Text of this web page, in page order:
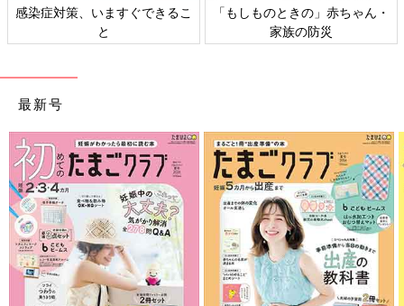
出典：Instagramアカウント「noppolife」
noppolifeさんはトイレブラシを使わないでトイレ掃除をしてい
るとのこと。洗剤を便器のフチ裏に一周かけて漬け置きするそ
う。擦らない掃除をすることで掃除の頻度が週一回からほぼ毎日
になったんだとか！
感染症対策、いますぐできるこ
と
「もしものときの」赤ちゃん・
家族の防災
最新号